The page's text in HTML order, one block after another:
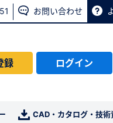
お問い合わせ
録 ログイン
CAD・カタログ・技術
ちら